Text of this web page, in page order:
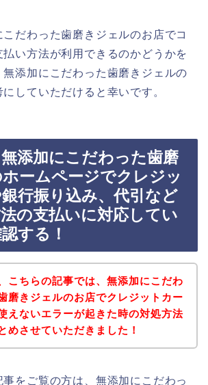
だわった歯磨きジェルのお店でコ
払い方法が利用できるのかどうかを
添加にこだわった歯磨きジェルの
していただけると幸いです。
無添加にこだわった歯磨
ームページでクレジッ
行振り込み、代引など
の支払いに対応してい
する！
こちらの記事では、無添加にこだわ
磨きジェルのお店でクレジットカー
えないエラーが起きた時の対処方法
めさせていただきました！
をご覧の方は、無添加にこだわっ